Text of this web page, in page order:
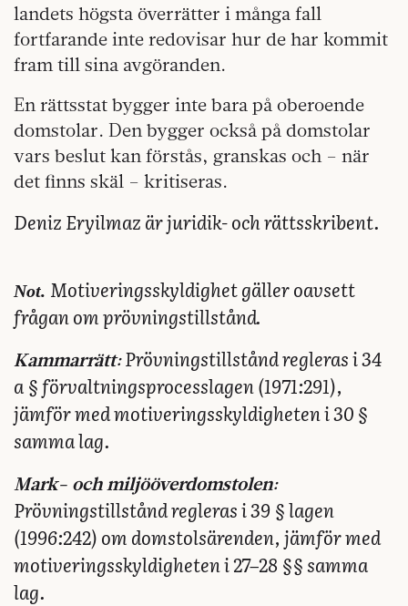
landets högsta överrätter i många fall
fortfarande inte redovisar hur de har kommit
fram till sina avgöranden.
En rättsstat bygger inte bara på oberoende
domstolar. Den bygger också på domstolar
vars beslut kan förstås, granskas och – när
det finns skäl – kritiseras.
Deniz Eryilmaz är juridik- och rättsskribent.
Not. Motiveringsskyldighet gäller oavsett
frågan om prövningstillstånd.
Kammarrätt:Prövningstillstånd regleras i 34
a § förvaltningsprocesslagen (1971:291),
jämför med motiveringsskyldigheten i 30 §
samma lag.
Mark- och miljööverdomstolen:
Prövningstillstånd regleras i 39 § lagen
(1996:242) om domstolsärenden, jämför med
motiveringsskyldigheten i 27–28 §§ samma
lag.